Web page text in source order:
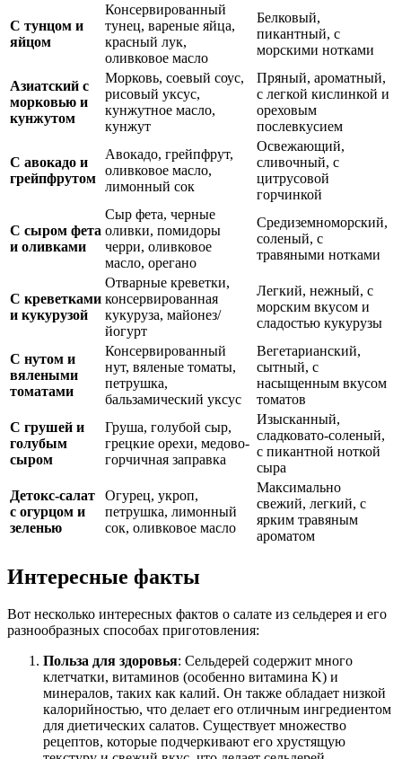
С тунцом и
яйцом
Консервированный
тунец, вареные яйца,
красный лук,
оливковое масло
Белковый,
пикантный, с
морскими нотками
Азиатский с
морковью и
кунжутом
Морковь, соевый соус,
рисовый уксус,
кунжутное масло,
кунжут
Пряный, ароматный,
с легкой кислинкой и
ореховым
послевкусием
С авокадо и
грейпфрутом
Авокадо, грейпфрут,
оливковое масло,
лимонный сок
Освежающий,
сливочный, с
цитрусовой
горчинкой
С сыром фета
и оливками
Сыр фета, черные
оливки, помидоры
черри, оливковое
масло, орегано
Средиземноморский,
соленый, с
травяными нотками
С креветками
и кукурузой
Отварные креветки,
консервированная
кукуруза, майонез/
йогурт
Легкий, нежный, с
морским вкусом и
сладостью кукурузы
С нутом и
вялеными
томатами
Консервированный
нут, вяленые томаты,
петрушка,
бальзамический уксус
Вегетарианский,
сытный, с
насыщенным вкусом
томатов
С грушей и
голубым
сыром
Груша, голубой сыр,
грецкие орехи, медово-
горчичная заправка
Изысканный,
сладковато-соленый,
с пикантной ноткой
сыра
Детокс-салат
с огурцом и
зеленью
Огурец, укроп,
петрушка, лимонный
сок, оливковое масло
Максимально
свежий, легкий, с
ярким травяным
ароматом
Интересные факты
Вот несколько интересных фактов о салате из сельдерея и его
разнообразных способах приготовления:
Польза для здоровья: Сельдерей содержит много
клетчатки, витаминов (особенно витамина K) и
минералов, таких как калий. Он также обладает низкой
калорийностью, что делает его отличным ингредиентом
для диетических салатов. Существует множество
рецептов, которые подчеркивают его хрустящую